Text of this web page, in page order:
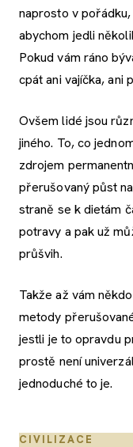
naprosto v
abychom jedli
Pokud vám ráno
cpát ani vajíčka, ani
Ovšem lidé jsou
jiného. To, co
zdrojem
přerušovaný půst
straně se k dietám
potravy a pak už
průšvih.
Takže až vám
metody
jestli je to opravdu
prostě není
jednoduché to je.
CIVILIZACE